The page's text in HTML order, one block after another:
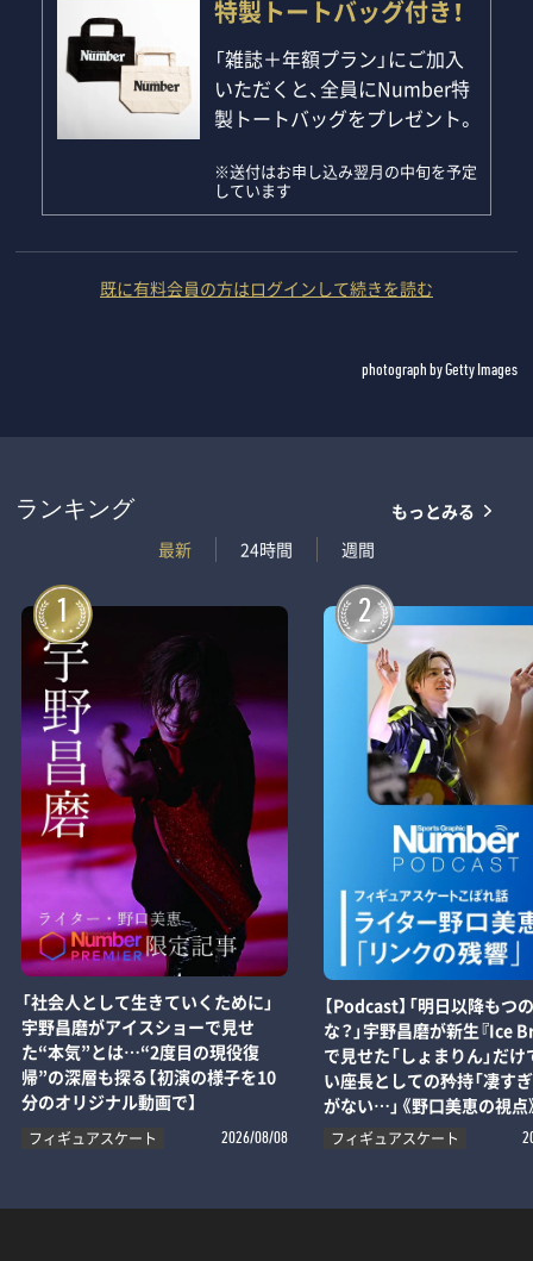
特製トートバッグ付き！
「雑誌＋年額プラン」にご加入
いただくと、全員にNumber特
製トートバッグをプレゼント。
※送付はお申し込み翌月の中旬を予定
しています
既に有料会員の方はログインして続きを読む
photograph by Getty Images
ランキング
最新
24時間 週間
もっとみる
1
「社会人として生きていくために」
宇野昌磨がアイスショーで見せ
た“本気”とは…“2度目の現役復
帰”の深層も探る【初演の様子を10
分のオリジナル動画で】
フィギュアスケート 2026/08/08
2
【Podcast】「明日以降もつ
な？」宇野昌磨が新生『Ice
で見せた「しょまりん」だ
い座長としての矜持「凄す
がない…」《野口美恵の視点
フィギュアスケート